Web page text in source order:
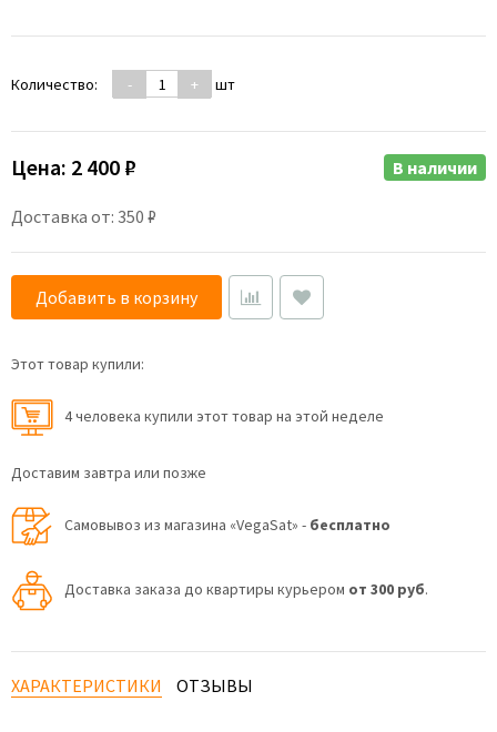
Количество: - + шт
Цена: 2 400 ₽
Доставка от: 350 ₽
В наличии
Добавить в корзину
Этот товар купили:
4 человекa купили этот товар на этой неделе
Доставим завтра или позже
Самовывоз из магазина «VegaSat» - бесплатно
Доставка заказа до квартиры курьером от 300 руб.
ХАРАКТЕРИСТИКИ ОТЗЫВЫ